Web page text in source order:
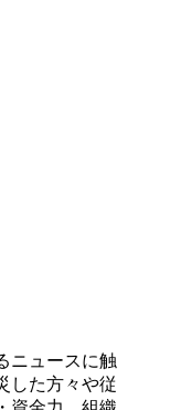
ニュースに触
した方々や従